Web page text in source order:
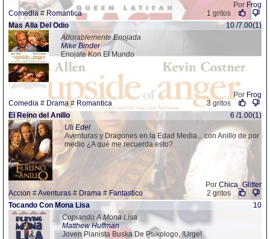
Por Frog
Comedia # Romantica
1 gritos
Mas Alla Del Odio
10 /7.00(1)
Adorablemente Enojada
Mike Binder
Enojate Kon El Mundo
Por Frog
Comedia # Drama # Romantica
3 gritos
El Reino del Anillo
6 /1.00(1)
Uli Edel
Aventuras y Dragones en la Edad Media... con Anillo de por
medio ¿A qué me recuerda esto?
Por Chica_Glitter
Accion #Aventuras # Drama # Fantastico
2 gritos
Tocando Con Mona Lisa
10
Copiando A Mona Lisa
Matthew Huffman
Joven Pianista Buska De Psikologo, !Urge!